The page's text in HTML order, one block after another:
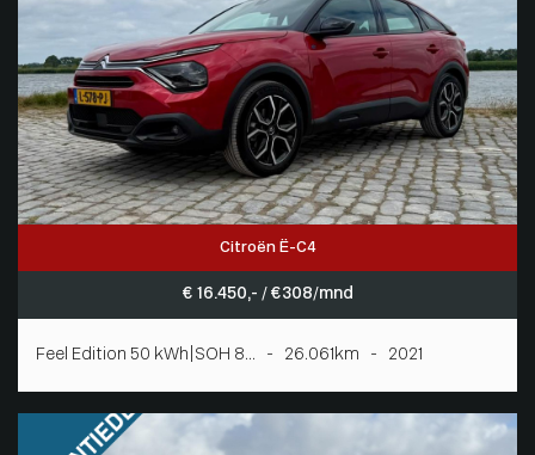
Citroën Ë-C4
€ 16.450,- / € 308/mnd
Feel Edition 50 kWh|SOH 8... - 26.061km - 2021